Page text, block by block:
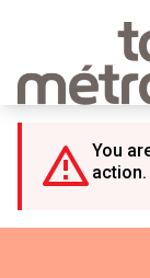
You
action.